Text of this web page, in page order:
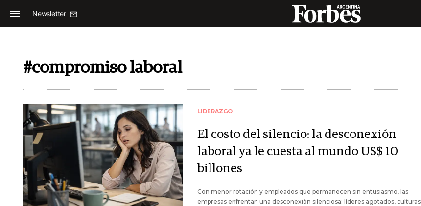
Newsletter
#compromiso laboral
LIDERAZGO
El costo del silencio: la desconexión
laboral ya le cuesta al mundo US$ 10
billones
Con menor rotación y empleados que permanecen sin entusiasmo, las
empresas enfrentan una desconexión silenciosa: líderes agotados, culturas